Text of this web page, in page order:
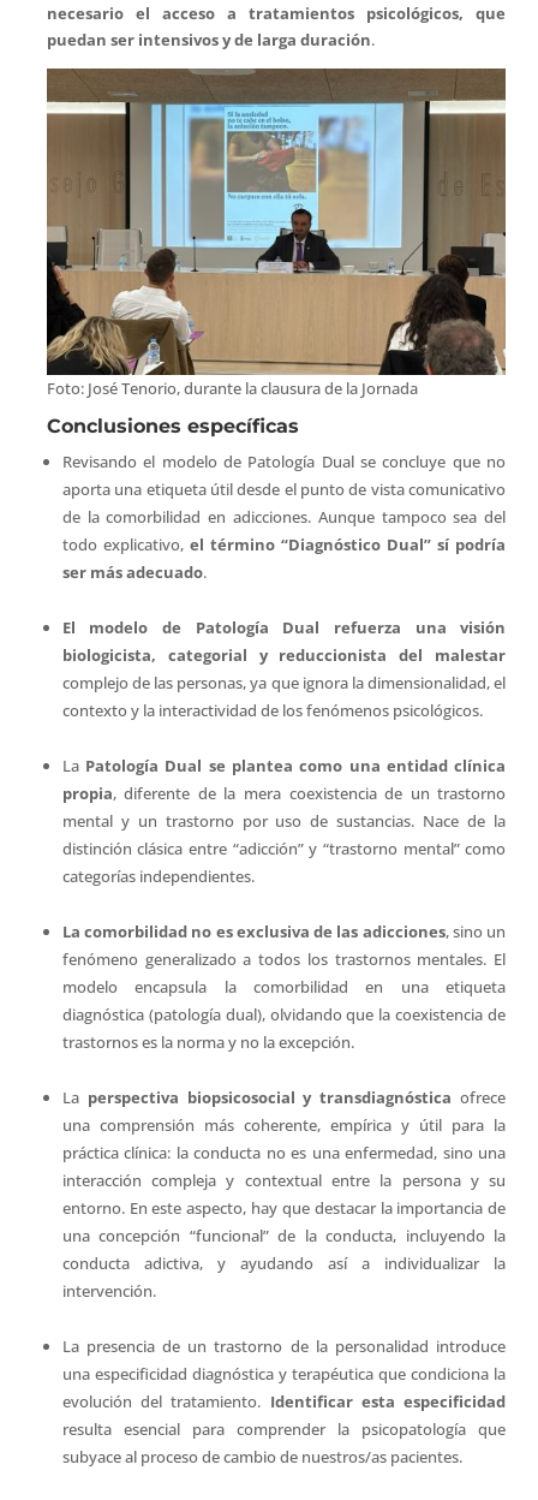
necesario el acceso a tratamientos psicológicos, que
puedan ser intensivos y de larga duración.
Foto: José Tenorio, durante la clausura de la Jornada
Conclusiones específicas
Revisando el modelo de Patología Dual se concluye que no
aporta una etiqueta útil desde el punto de vista comunicativo
de la comorbilidad en adicciones. Aunque tampoco sea del
todo explicativo, el término “Diagnóstico Dual” sí podría
ser más adecuado.
El modelo de Patología Dual refuerza una visión
biologicista, categorial y reduccionista del malestar
complejo de las personas, ya que ignora la dimensionalidad, el
contexto y la interactividad de los fenómenos psicológicos.
La Patología Dual se plantea como una entidad clínica
propia, diferente de la mera coexistencia de un trastorno
mental y un trastorno por uso de sustancias. Nace de la
distinción clásica entre “adicción” y “trastorno mental” como
categorías independientes.
La comorbilidad no es exclusiva de las adicciones, sino un
fenómeno generalizado a todos los trastornos mentales. El
modelo encapsula la comorbilidad en una etiqueta
diagnóstica (patología dual), olvidando que la coexistencia de
trastornos es la norma y no la excepción.
La perspectiva biopsicosocial y transdiagnóstica ofrece
una comprensión más coherente, empírica y útil para la
práctica clínica: la conducta no es una enfermedad, sino una
interacción compleja y contextual entre la persona y su
entorno. En este aspecto, hay que destacar la importancia de
una concepción “funcional” de la conducta, incluyendo la
conducta adictiva, y ayudando así a individualizar la
intervención.
La presencia de un trastorno de la personalidad introduce
una especificidad diagnóstica y terapéutica que condiciona la
evolución del tratamiento. Identificar esta especificidad
resulta esencial para comprender la psicopatología que
subyace al proceso de cambio de nuestros/as pacientes.